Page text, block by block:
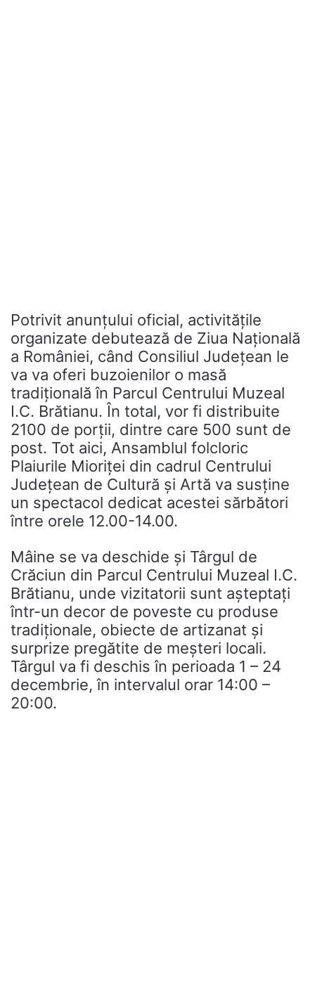
Potrivit anunțului oficial, activitățile
organizate debutează de Ziua Națională
a României, când Consiliul Județean le
va va oferi buzoienilor o masă
tradițională în Parcul Centrului Muzeal
I.C. Brătianu. În total, vor fi distribuite
2100 de porții, dintre care 500 sunt de
post. Tot aici, Ansamblul folcloric
Plaiurile Mioriței din cadrul Centrului
Județean de Cultură și Artă va susține
un spectacol dedicat acestei sărbători
între orele 12.00-14.00.
Mâine se va deschide și Târgul de
Crăciun din Parcul Centrului Muzeal I.C.
Brătianu, unde vizitatorii sunt așteptați
într-un decor de poveste cu produse
tradiționale, obiecte de artizanat și
surprize pregătite de meșteri locali.
Târgul va fi deschis în perioada 1 – 24
decembrie, în intervalul orar 14:00 –
20:00.